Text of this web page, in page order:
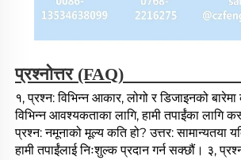
प्रश्नोत्तर (FAQ)
१, प्रश्न: विभिन्न आकार, लोगो र डिजाइनको
विभिन्न आवश्यकताका लागि, हामी तपाईंका लागि
प्रश्न: नमूनाको मूल्य कति हो? उत्तर: सामान्यतया
हामी तपाईंलाई निःशुल्क प्रदान गर्न सक्छौं। ३,